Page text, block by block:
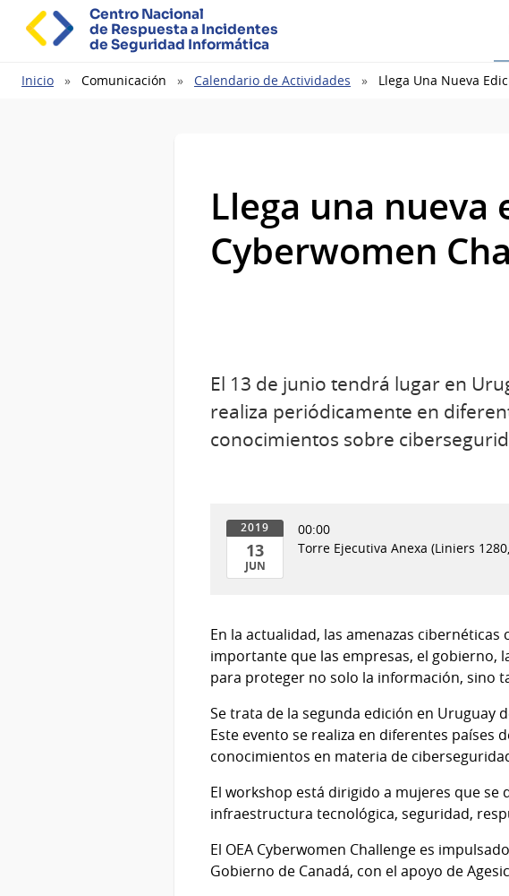
Centro Nacional
de Respuesta a Incidentes
de Seguridad Informática
Ruta
Inicio Comunicación Calendario de Actividades Llega Una Nueva
Llega una nueva
Cyberwomen
El 13 de junio tendrá lugar en
realiza periódicamente en
conocimientos sobre
2019
13
JUN
Jun
del
2019
00:00
Torre Ejecutiva Anexa (Liniers
En la actualidad, las amenazas
importante que las empresas, el gobierno,
para proteger no solo la información, sino
Se trata de la segunda edición en Uruguay
Este evento se realiza en diferentes
conocimientos en materia de
El workshop está dirigido a mujeres que se
infraestructura tecnológica, seguridad,
El OEA Cyberwomen Challenge es
Gobierno de Canadá, con el apoyo de